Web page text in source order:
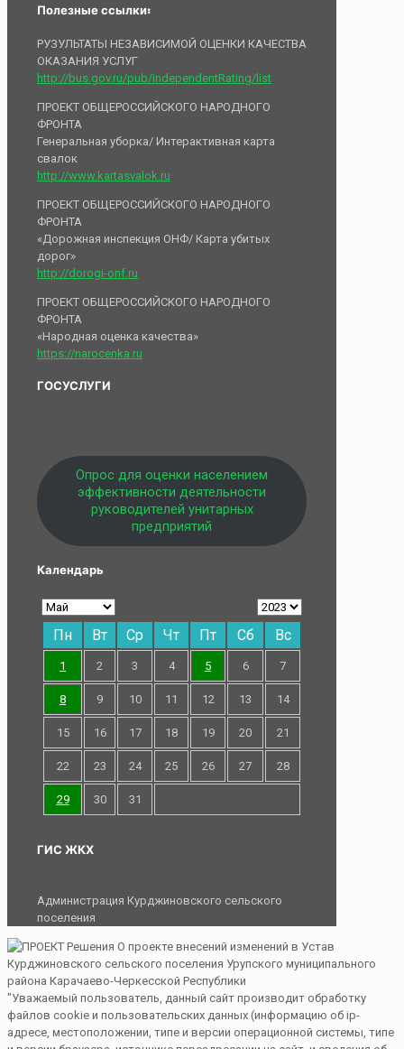
Полезные ссылки:
РУЗУЛЬТАТЫ НЕЗАВИСИМОЙ ОЦЕНКИ КАЧЕСТВА
ОКАЗАНИЯ УСЛУГ
http://bus.gov.ru/pub/independentRating/list
ПРОЕКТ ОБЩЕРОССИЙСКОГО НАРОДНОГО
ФРОНТА
Генеральная уборка/ Интерактивная карта
свалок
http://www.kartasvalok.ru
ПРОЕКТ ОБЩЕРОССИЙСКОГО НАРОДНОГО
ФРОНТА
«Дорожная инспекция ОНФ/ Карта убитых
дорог»
http://dorogi-onf.ru
ПРОЕКТ ОБЩЕРОССИЙСКОГО НАРОДНОГО
ФРОНТА
«Народная оценка качества»
https://narocenka.ru
ГОСУСЛУГИ
Опрос для оценки населением
эффективности деятельности
руководителей унитарных
предприятий
Календарь
Пн Вт Ср Чт Пт Сб Вс
1 2 3 4 5 6 7
8 9 10 11 12 13 14
15 16 17 18 19 20 21
22 23 24 25 26 27 28
29 30 31
ГИС ЖКХ
Администрация Курджиновского сельского
поселения
"Уважаемый пользователь, данный сайт производит обработку
файлов cookie и пользовательских данных (информацию об ip-
адресе, местоположении, типе и версии операционной системы, типе